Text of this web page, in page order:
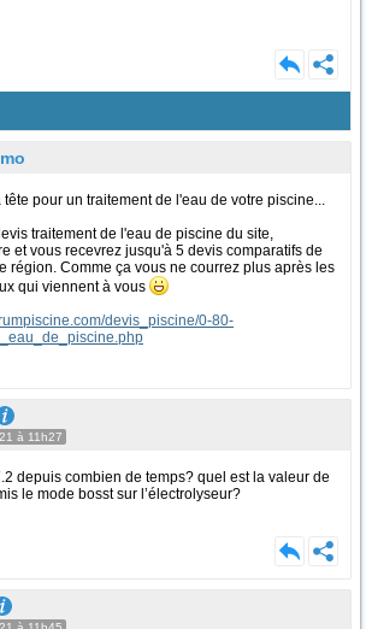
pour un traitement de l'eau de votre piscine...
traitement de l'eau de piscine du site,
et vous recevrez jusqu'à 5 devis comparatifs de
région. Comme ça vous ne courrez plus après les
qui viennent à vous
devis_piscine/0-80-
à 11h27
depuis combien de temps? quel est la valeur de
le mode bosst sur l’électrolyseur?